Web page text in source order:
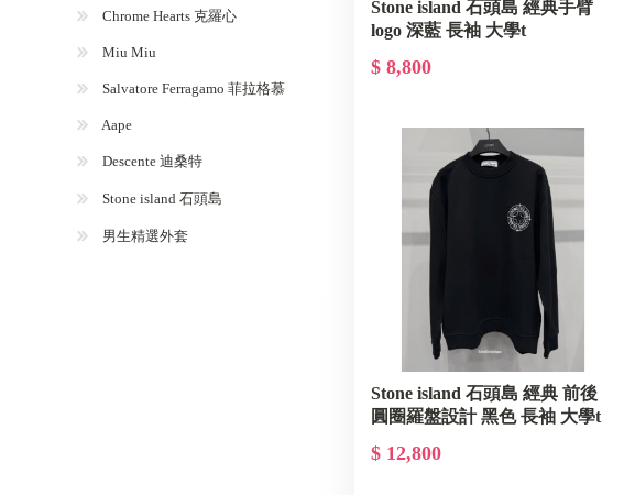
Stone island 石頭島 經典手臂
logo 深藍 長袖 大學t
$ 8,800
Stone island 石頭島 經典 前後
圓圈羅盤設計 黑色 長袖 大學t
$ 12,800
Chrome Hearts 克羅心
Miu Miu
Salvatore Ferragamo 菲拉格慕
Aape
Descente 迪桑特
Stone island 石頭島
男生精選外套